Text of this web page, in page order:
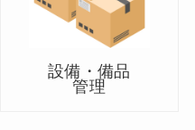
設備・備品
管理